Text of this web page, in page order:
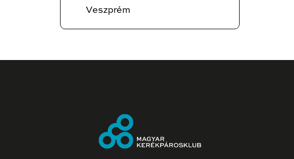
Veszprém